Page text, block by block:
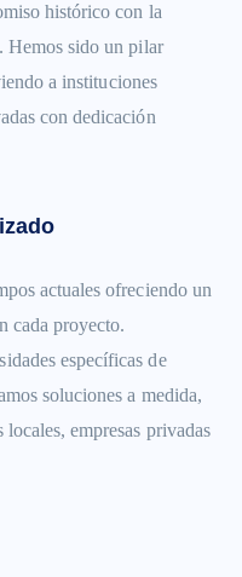
histórico con la
Hemos sido un pilar
a instituciones
con dedicación
actuales ofreciendo un
cada proyecto.
específicas de
soluciones a medida,
locales, empresas privadas